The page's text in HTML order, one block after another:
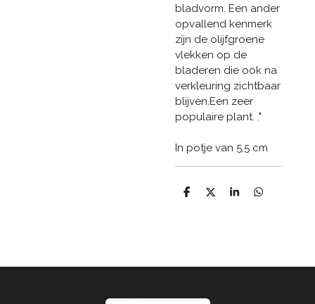
bladvorm. Een ander
opvallend kenmerk
zijn de olijfgroene
vlekken op de
bladeren die ook na
verkleuring zichtbaar
blijven.Een zeer
populaire plant. ."
In potje van 5,5 cm
D
D
S
D